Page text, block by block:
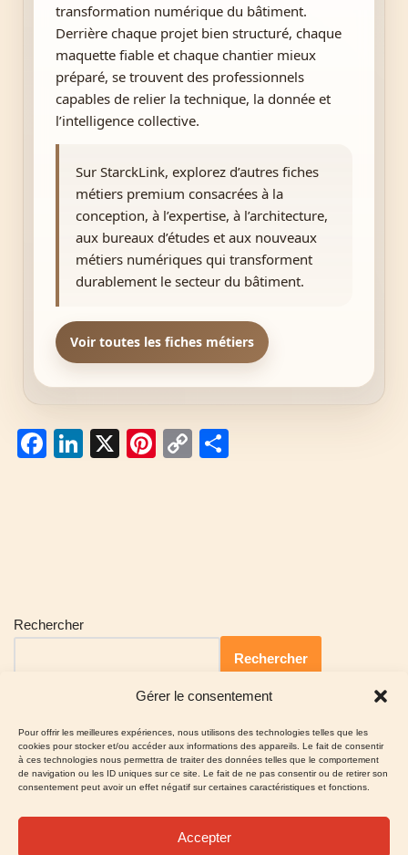
Gérer le consentement
Pour offrir les meilleures expériences, nous utilisons des technologies telles que les
cookies pour stocker et/ou accéder aux informations des appareils. Le fait de consentir
à ces technologies nous permettra de traiter des données telles que le comportement
de navigation ou les ID uniques sur ce site. Le fait de ne pas consentir ou de retirer son
consentement peut avoir un effet négatif sur certaines caractéristiques et fonctions.
Accepter
transformation numérique du bâtiment.
Derrière chaque projet bien structuré, chaque
maquette fiable et chaque chantier mieux
préparé, se trouvent des professionnels
capables de relier la technique, la donnée et
l’intelligence collective.
Sur StarckLink, explorez d’autres fiches
métiers premium consacrées à la
conception, à l’expertise, à l’architecture,
aux bureaux d’études et aux nouveaux
métiers numériques qui transforment
durablement le secteur du bâtiment.
Voir toutes les fiches métiers
F
o
k
Li
X
Pi
C
Rechercher
Rechercher